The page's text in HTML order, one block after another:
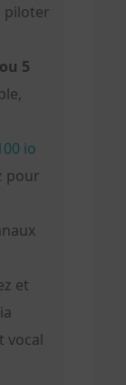
piloter
ou 5
io
pour
et
vocal